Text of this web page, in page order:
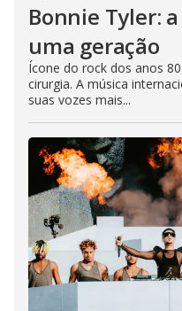
Bonnie Tyler:
uma geração
Ícone do rock dos anos
cirurgia. A música
suas vozes mais...